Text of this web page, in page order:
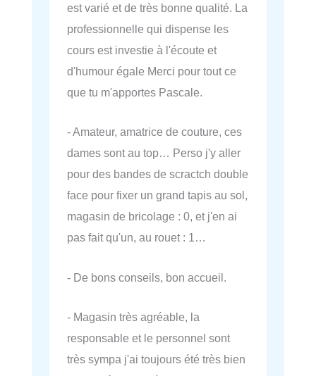
est varié et de très bonne qualité. La
professionnelle qui dispense les
cours est investie à l'écoute et
d'humour égale Merci pour tout ce
que tu m'apportes Pascale.
- Amateur, amatrice de couture, ces
dames sont au top… Perso j'y aller
pour des bandes de scractch double
face pour fixer un grand tapis au sol,
magasin de bricolage : 0, et j'en ai
pas fait qu'un, au rouet : 1…
- De bons conseils, bon accueil.
- Magasin très agréable, la
responsable et le personnel sont
très sympa j'ai toujours été très bien